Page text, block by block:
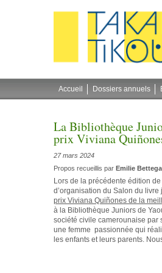
Accueil Dossiers annuels
La Bibliothèque
prix Viviana
27 mars 2024
Propos recueillis par Emilie Bettega
Lors de la précédente édition de
d’organisation du Salon du
prix Viviana Quiñones de la
à la Bibliothèque Juniors de
société civile camerounaise par
une femme passionnée qui
les enfants et leurs parents.